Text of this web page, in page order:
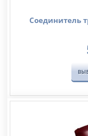
Соединитель